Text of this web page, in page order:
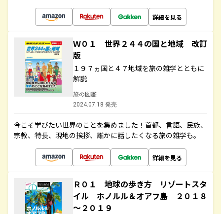
詳細を見る
Ｗ０１ 世界２４４の国と地域 改訂
版
１９７ヵ国と４７地域を旅の雑学とともに
解説
旅の図鑑
2024.07.18 発売
今こそ学びたい世界のことを集めました！首都、言語、民族、
宗教、特長、現地の挨拶、誰かに話したくなる旅の雑学も。
詳細を見る
Ｒ０１ 地球の歩き方 リゾートスタ
イル ホノルル＆オアフ島 ２０１８
～２０１９